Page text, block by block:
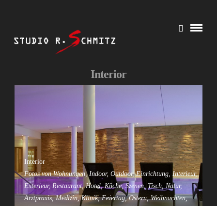
Interior
Interior
Fotos von Wohnungen, Indoor, Outdoor, Einrichtung, Interieur,
Exterieur, Restaurant, Hotel, Küche, Szenen, Tisch, Natur,
Arztpraxis, Medizin, Klinik, Feiertag, Ostern, Weihnachten,